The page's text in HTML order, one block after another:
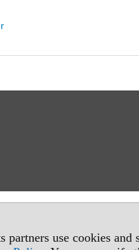
partners use cookies